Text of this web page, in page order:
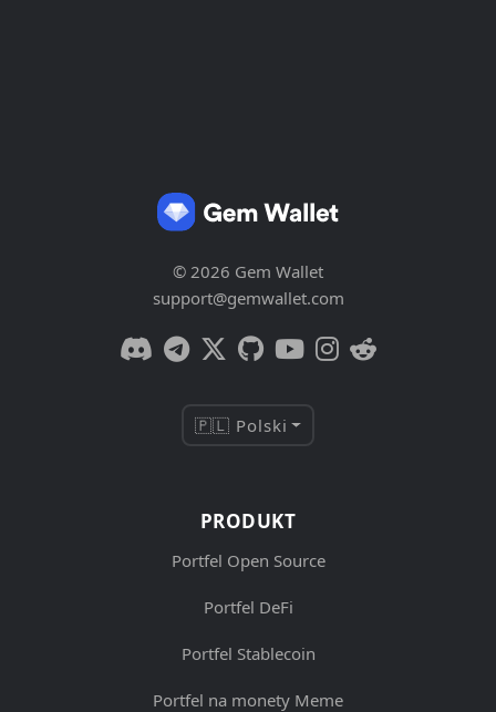
© 2026 Gem Wallet
support@gemwallet.com
🇵🇱 Polski
PRODUKT
Portfel Open Source
Portfel DeFi
Portfel Stablecoin
Portfel na monety Meme